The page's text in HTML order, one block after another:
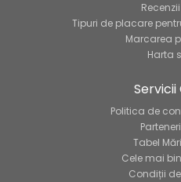
Tipuri de placare
Marcarea
Harta
Servicii
Politica de
Tabel
Cele mai
Condiții